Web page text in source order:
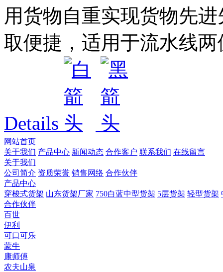
用货物自重实现货物先
取便捷，适用于流水线
Details
网站首页
关于我们 产品中心 新闻动态 合作客户 联系我们 在线留言
关于我们
公司简介 资质荣誉 销售网络 合作伙伴
产品中心
穿梭式货架 山东货架厂家 750白蓝中型货架 5层货架 轻型货架
合作伙伴
百世
伊利
可口可乐
蒙牛
康师傅
农夫山泉